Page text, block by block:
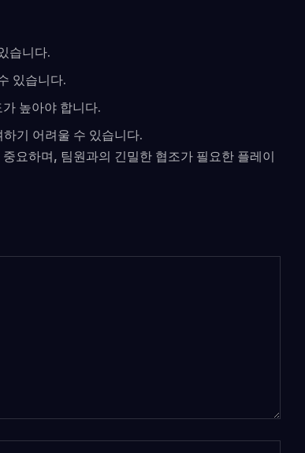
습니다.
있습니다.
높아야 합니다.
기 어려울 수 있습니다.
요하며, 팀원과의 긴밀한 협조가 필요한 플레이